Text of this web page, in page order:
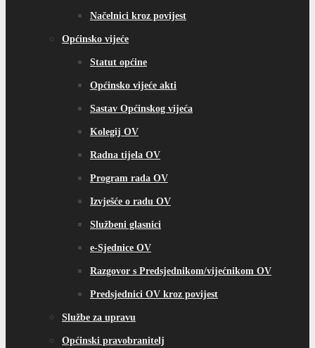
Načelnici kroz povijest
Općinsko vijeće
Statut općine
Općinsko vijeće akti
Sastav Općinskog vijeća
Kolegij OV
Radna tijela OV
Program rada OV
Izvješće o radu OV
Službeni glasnici
e-Sjednice OV
Razgovor s Predsjednikom/vijećnikom OV
Predsjednici OV kroz povijest
Službe za upravu
Općinski pravobranitelj